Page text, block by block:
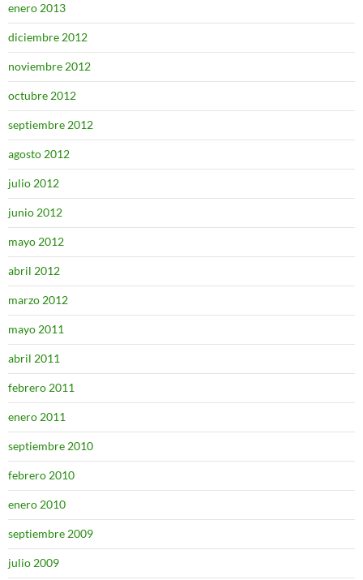
enero 2013
diciembre 2012
noviembre 2012
octubre 2012
septiembre 2012
agosto 2012
julio 2012
junio 2012
mayo 2012
abril 2012
marzo 2012
mayo 2011
abril 2011
febrero 2011
enero 2011
septiembre 2010
febrero 2010
enero 2010
septiembre 2009
julio 2009